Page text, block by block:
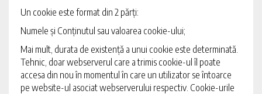
Un cookie este format din 2 părți:
Numele și Conținutul sau valoarea cookie-ului;
Mai mult, durata de existență a unui cookie este determinată.
Tehnic, doar webserverul care a trimis cookie-ul îl poate
accesa din nou în momentul în care un utilizator se întoarce
pe website-ul asociat webserverului respectiv. Cookie-urile